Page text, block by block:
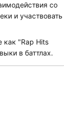
со
и участвовать
как "Rap Hits
в баттлах.